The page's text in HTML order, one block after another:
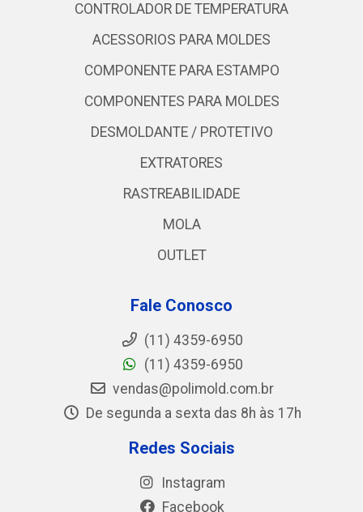
CONTROLADOR DE TEMPERATURA
ACESSORIOS PARA MOLDES
COMPONENTE PARA ESTAMPO
COMPONENTES PARA MOLDES
DESMOLDANTE / PROTETIVO
EXTRATORES
RASTREABILIDADE
MOLA
OUTLET
Fale Conosco
(11) 4359-6950
(11) 4359-6950
vendas@polimold.com.br
De segunda a sexta das 8h às 17h
Redes Sociais
Instagram
Facebook